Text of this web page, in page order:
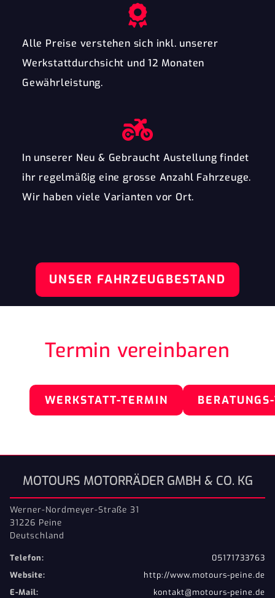
Alle Preise verstehen sich inkl. unserer
Werkstattdurchsicht und 12 Monaten
Gewährleistung.
In unserer Neu & Gebraucht Austellung findet
ihr regelmäßig eine grosse Anzahl Fahrzeuge.
Wir haben viele Varianten vor Ort.
UNSER FAHRZEUGBESTAND
Termin vereinbaren
WERKSTATT-TERMIN
MOTOURS MOTORRÄDER GMBH & CO. KG
Werner-Nordmeyer-Straße 31
31226 Peine
Deutschland
Telefon:
05171733763
Website:
http://www.motours-peine.de
E-Mail:
kontakt@motours-peine.de